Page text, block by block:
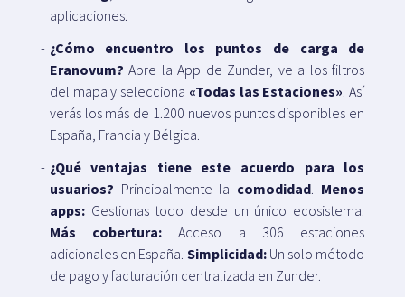
aplicaciones.
¿Cómo encuentro los puntos de carga de
Eranovum? Abre la App de Zunder, ve a los filtros
del mapa y selecciona «Todas las Estaciones» . Así
verás los más de 1.200 nuevos puntos disponibles en
España, Francia y Bélgica.
¿Qué ventajas tiene este acuerdo para los
usuarios? Principalmente la comodidad Menos
apps:Gestionas todo desde un único ecosistema.
Más cobertura: Acceso a 306 estaciones
adicionales en España. Simplicidad:Un solo método
de pago y facturación centralizada en Zunder.